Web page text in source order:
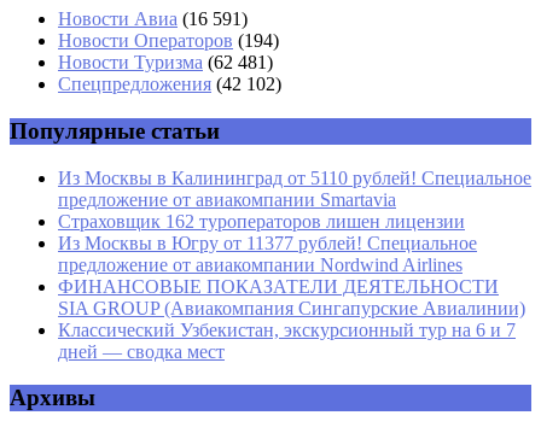
Имя *
Email*
Новости Авиа (16 591)
Новости Операторов (194)
Новости Туризма (62 481)
Спецпредложения (42 102)
Популярные статьи
Из Москвы в Калининград от 5110 рублей! Специальное
предложение от авиакомпании Smartavia
Страховщик 162 туроператоров лишен лицензии
Из Москвы в Югру от 11377 рублей! Специальное
предложение от авиакомпании Nordwind Airlines
ФИНАНСОВЫЕ ПОКАЗАТЕЛИ ДЕЯТЕЛЬНОСТИ
SIA GROUP (Авиакомпания Сингапурские Авиалинии)
Классический Узбекистан, экскурсионный тур на 6 и 7
дней — сводка мест
Архивы